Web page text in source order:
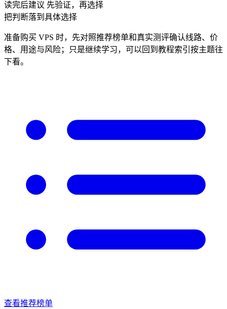
读完后建议 先验证，再选择
把判断落到具体选择
准备购买 VPS 时，先对照推荐榜单和真实测评确认线路、价
格、用途与风险；只是继续学习，可以回到教程索引按主题往
下看。
查看推荐榜单